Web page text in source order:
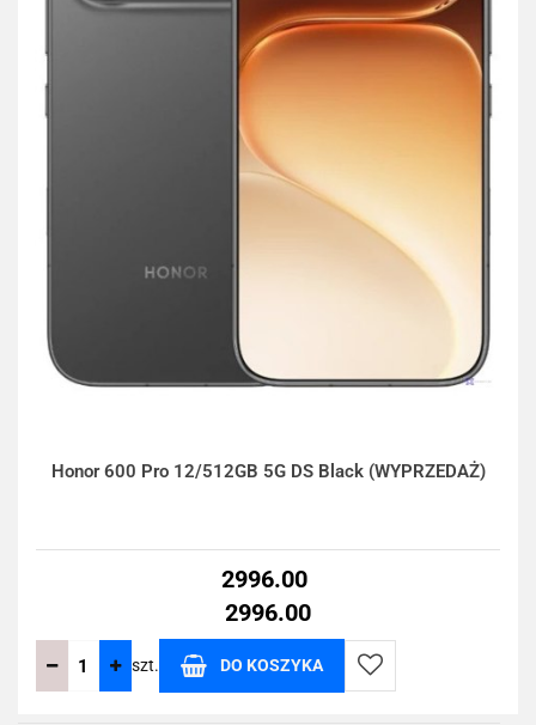
Honor 600 Pro 12/512GB 5G DS Black (WYPRZEDAŻ)
2996.00
2996.00
szt. DO KOSZYKA
Do